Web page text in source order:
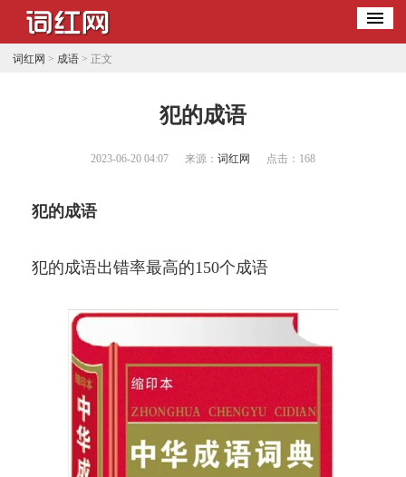
词红网 > 成语> 正文
​犯的成语
2023-06-20 04:07 来源： 词红网 点击： 168
犯的成语
犯的成语出错率最高的150个成语